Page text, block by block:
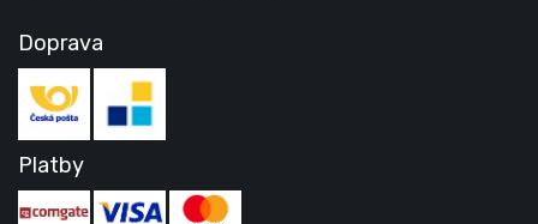
Doprava
Platby